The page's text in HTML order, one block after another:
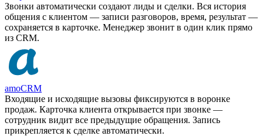
Звонки автоматически создают лиды и сделки. Вся история
общения с клиентом — записи разговоров, время, результат —
сохраняется в карточке. Менеджер звонит в один клик прямо
из CRM.
amoCRM
Входящие и исходящие вызовы фиксируются в воронке
продаж. Карточка клиента открывается при звонке —
сотрудник видит все предыдущие обращения. Запись
прикрепляется к сделке автоматически.